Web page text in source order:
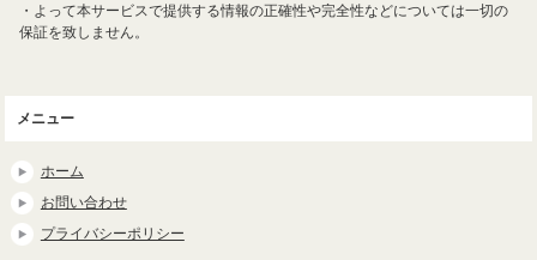
・よって本サービスで提供する情報の正確性や完全性などについては一切の
保証を致しません。
メニュー
ホーム
お問い合わせ
プライバシーポリシー